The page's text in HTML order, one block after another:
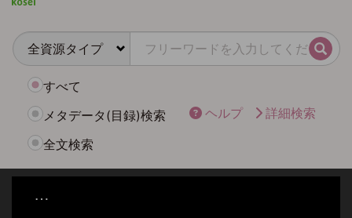
ン
カ
ウ
ト
ュ
検索
すべて
メタデータ(目録)検索
全文検索
ヘルプ 詳細検索